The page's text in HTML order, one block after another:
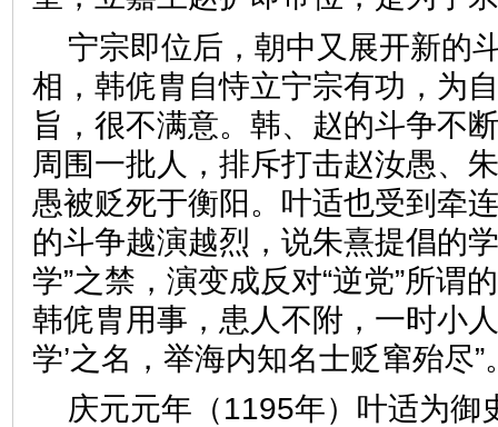
宁宗即位后，朝中又展开新的
相，韩侂胄自恃立宁宗有功，为
旨，很不满意。韩、赵的斗争不
周围一批人，排斥打击赵汝愚、
愚被贬死于衡阳。叶适也受到牵
的斗争越演越烈，说朱熹提倡的学
学”之禁，演变成反对“逆党”所谓
韩侂胄用事，患人不附，一时小
学’之名，举海内知名士贬窜殆尽”
庆元元年（1195年）叶适为御